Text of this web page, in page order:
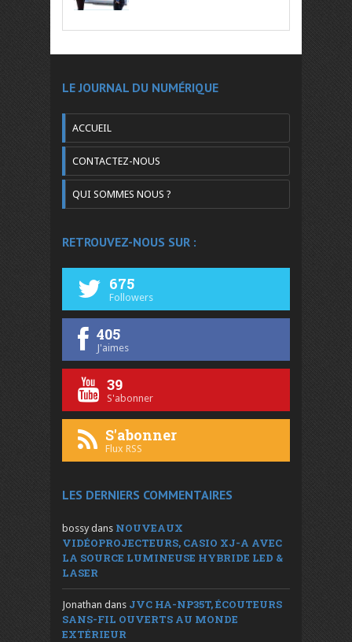
LE JOURNAL DU NUMÉRIQUE
ACCUEIL
CONTACTEZ-NOUS
QUI SOMMES NOUS ?
RETROUVEZ-NOUS SUR :
675
Followers
405
J'aimes
39
S'abonner
S'abonner
Flux RSS
LES DERNIERS COMMENTAIRES
bossy dans NOUVEAUX
VIDÉOPROJECTEURS, CASIO XJ-A AVEC
LA SOURCE LUMINEUSE HYBRIDE LED &
LASER
Jonathan dans JVC HA-NP35T, ÉCOUTEURS
SANS-FIL OUVERTS AU MONDE
EXTÉRIEUR